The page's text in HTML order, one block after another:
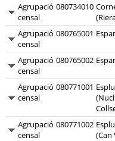
Agrupació
censal
080734010
Agrupació
censal
080765001
Agrupació
censal
080765002
Agrupació
censal
080771001
Agrupació
censal
080771002
(Can